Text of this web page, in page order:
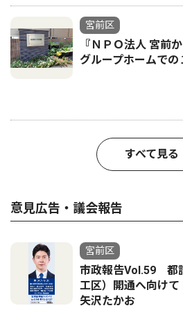
宮前区
『ＮＰＯ法人 宮前
グループホームでの
すべて見る
意見広告・議会報告
宮前区
市政報告Vol.59 都
工区）開通へ向け
矢沢たかお